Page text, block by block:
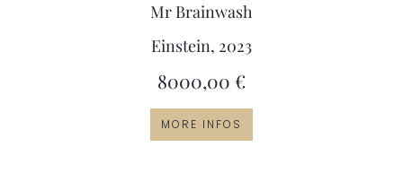
Mr Brainwash
Einstein, 2023
8000,00 €
MORE INFOS